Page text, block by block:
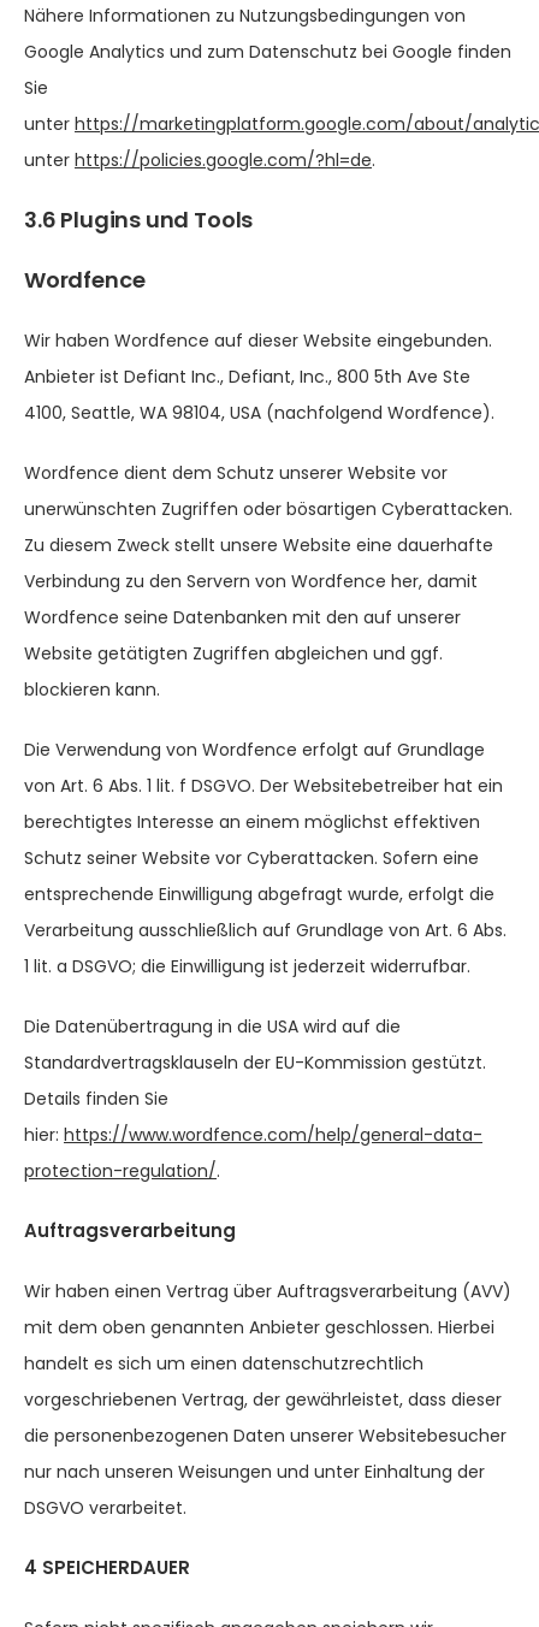
Nähere Informationen zu Nutzungsbedingungen von
Google Analytics und zum Datenschutz bei Google finden
Sie
unter https://marketingplatform.google.com/about/
unter https://policies.google.com/?hl=de.
3.6 Plugins und Tools
Wordfence
Wir haben Wordfence auf dieser Website eingebunden.
Anbieter ist Defiant Inc., Defiant, Inc., 800 5th Ave Ste
4100, Seattle, WA 98104, USA (nachfolgend Wordfence).
Wordfence dient dem Schutz unserer Website vor
unerwünschten Zugriffen oder bösartigen Cyberattacken.
Zu diesem Zweck stellt unsere Website eine dauerhafte
Verbindung zu den Servern von Wordfence her, damit
Wordfence seine Datenbanken mit den auf unserer
Website getätigten Zugriffen abgleichen und ggf.
blockieren kann.
Die Verwendung von Wordfence erfolgt auf Grundlage
von Art. 6 Abs. 1 lit. f DSGVO. Der Websitebetreiber hat ein
berechtigtes Interesse an einem möglichst effektiven
Schutz seiner Website vor Cyberattacken. Sofern eine
entsprechende Einwilligung abgefragt wurde, erfolgt die
Verarbeitung ausschließlich auf Grundlage von Art. 6 Abs.
1 lit. a DSGVO; die Einwilligung ist jederzeit widerrufbar.
Die Datenübertragung in die USA wird auf die
Standardvertragsklauseln der EU-Kommission gestützt.
Details finden Sie
hier: https://www.wordfence.com/help/general-data-
protection-regulation/.
Auftragsverarbeitung
Wir haben einen Vertrag über Auftragsverarbeitung (AVV)
mit dem oben genannten Anbieter geschlossen. Hierbei
handelt es sich um einen datenschutzrechtlich
vorgeschriebenen Vertrag, der gewährleistet, dass dieser
die personenbezogenen Daten unserer Websitebesucher
nur nach unseren Weisungen und unter Einhaltung der
DSGVO verarbeitet.
4 SPEICHERDAUER